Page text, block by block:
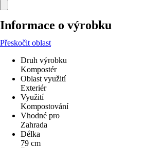
Informace o výrobku
Přeskočit oblast
Druh výrobku
Kompostér
Oblast využití
Exteriér
Využití
Kompostování
Vhodné pro
Zahrada
Délka
79 cm